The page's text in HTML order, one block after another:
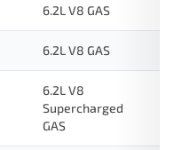
6.2L V8 GAS
6.2L V8 GAS
6.2L V8
Supercharged
GAS